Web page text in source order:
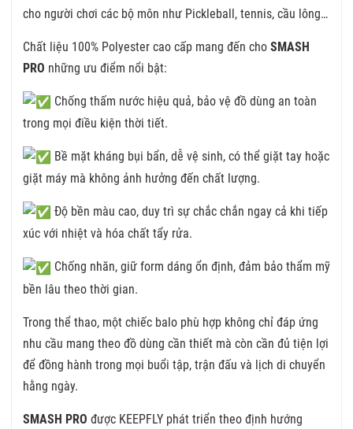
cho người chơi các bộ môn như Pickleball, tennis, cầu lông…
Chất liệu 100% Polyester cao cấp mang đến cho SMASH
PRO những ưu điểm nổi bật:
Chống thấm nước hiệu quả, bảo vệ đồ dùng an toàn
trong mọi điều kiện thời tiết.
Bề mặt kháng bụi bẩn, dễ vệ sinh, có thể giặt tay hoặc
giặt máy mà không ảnh hưởng đến chất lượng.
Độ bền màu cao, duy trì sự chắc chắn ngay cả khi tiếp
xúc với nhiệt và hóa chất tẩy rửa.
Chống nhăn, giữ form dáng ổn định, đảm bảo thẩm mỹ
bền lâu theo thời gian.
Trong thể thao, một chiếc balo phù hợp không chỉ đáp ứng
nhu cầu mang theo đồ dùng cần thiết mà còn cần đủ tiện lợi
để đồng hành trong mọi buổi tập, trận đấu và lịch di chuyển
hằng ngày.
SMASH PRO được KEEPFLY phát triển theo định hướng